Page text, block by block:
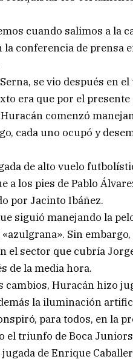
cuando salimos a la
conferencia de prensa
se vio después en
era que por el
comenzó
cada uno ocupó y
de alto vuelo
a los pies de Pablo
por Jacinto Ibáñez.
siguió manejando la
Sin
el sector que cubría
de la media hora.
cambios, Huracán hizo
la iluminación
para todos, en la
triunfo de Boca
de Enrique